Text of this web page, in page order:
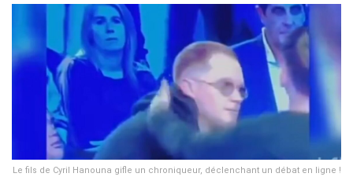
Le fils de Cyril Hanouna gifle un chroniqueur, déclenchant un débat en ligne !